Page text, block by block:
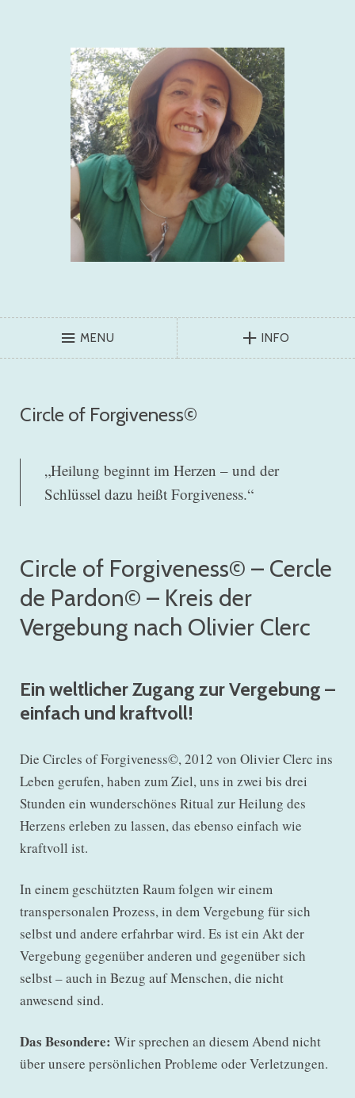
MENU INFO
Circle of Forgiveness©
„Heilung beginnt im Herzen – und der
Schlüssel dazu heißt Forgiveness.“
Circle of Forgiveness© – Cercle
de Pardon© – Kreis der
Vergebung nach Olivier Clerc
Ein weltlicher Zugang zur Vergebung –
einfach und kraftvoll!
Die Circles of Forgiveness©, 2012 von Olivier Clerc ins
Leben gerufen, haben zum Ziel, uns in zwei bis drei
Stunden ein wunderschönes Ritual zur Heilung des
Herzens erleben zu lassen, das ebenso einfach wie
kraftvoll ist.
In einem geschützten Raum folgen wir einem
transpersonalen Prozess, in dem Vergebung für sich
selbst und andere erfahrbar wird. Es ist ein Akt der
Vergebung gegenüber anderen und gegenüber sich
selbst – auch in Bezug auf Menschen, die nicht
anwesend sind.
Das Besondere: Wir sprechen an diesem Abend nicht
über unsere persönlichen Probleme oder Verletzungen.